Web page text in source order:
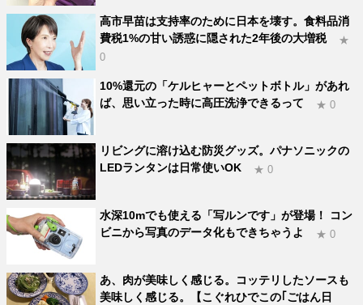
高市早苗は支持率のために日本を壊す。食料品消
費税1%の甘い誘惑に隠された2年後の大増税
★
0
10%還元の「ケルヒャーとペットボトル」があれ
ば、思い立った時に高圧洗浄できるって
★ 0
リビングに溶け込む防災グッズ。パナソニックの
LEDランタンは日常使いOK
★ 0
水深10mでも使える「写ルンです」が登場！ コン
ビニから写真のデータ化もできちゃうよ
★ 0
あ、肉が美味しく感じる。コッテリしたソースも
美味しく感じる。【こぐれひでこの｢ごはん日